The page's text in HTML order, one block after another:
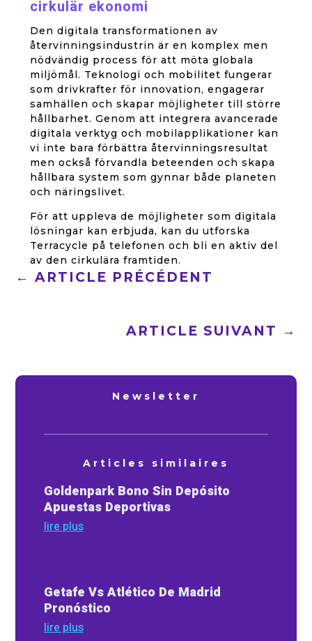
cirkulär ekonomi
Den digitala transformationen av
återvinningsindustrin är en komplex men
nödvändig process för att möta globala
miljömål. Teknologi och mobilitet fungerar
som drivkrafter för innovation, engagerar
samhällen och skapar möjligheter till större
hållbarhet. Genom att integrera avancerade
digitala verktyg och mobilapplikationer kan
vi inte bara förbättra återvinningsresultat
men också förvandla beteenden och skapa
hållbara system som gynnar både planeten
och näringslivet.
För att uppleva de möjligheter som digitala
lösningar kan erbjuda, kan du utforska
Terracycle på telefonen och bli en aktiv del
av den cirkulära framtiden.
←ARTICLE PRÉCÉDENT
ARTICLE SUIVANT →
Newsletter
Articles similaires
Goldenpark Bono Sin Depósito
Apuestas Deportivas
lire plus
Getafe Vs Atlético De Madrid
Pronóstico
lire plus